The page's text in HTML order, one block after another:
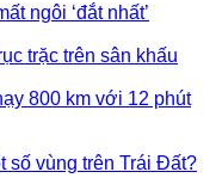
ngôi ‘đắt nhất’
trặc trên sân khấu
800 km với 12 phút
số vùng trên Trái Đất?